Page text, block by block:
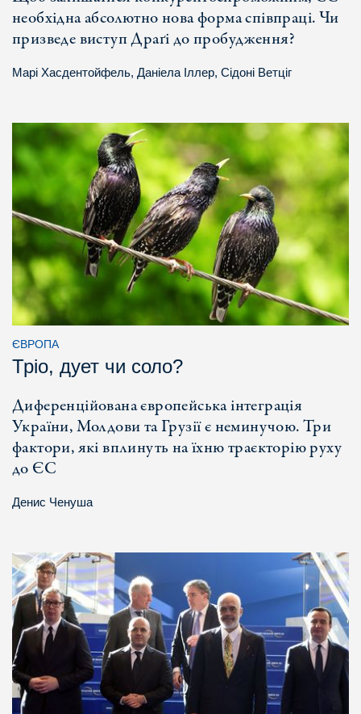
необхідна абсолютно нова форма співпраці. Чи
призведе виступ Драґі до пробудження?
Марі Хасдентойфель, Даніела Іллер, Сідоні Ветціг
ЄВРОПА
Тріо, дует чи соло?
Диференційована європейська інтеграція
України, Молдови та Грузії є неминучою. Три
фактори, які вплинуть на їхню траєкторію руху
до ЄС
Денис Ченуша